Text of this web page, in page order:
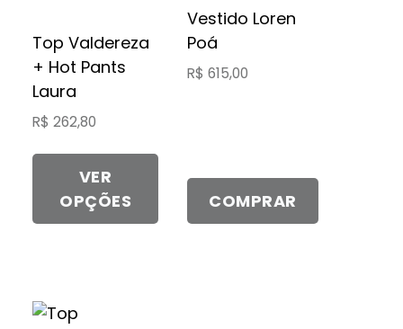
Top Valdereza
+ Hot Pants
Laura
R$ 262,80
VER
OPÇÕES
Vestido Loren
Poá
R$ 615,00
COMPRAR
várias
variantes.
As
opções
na
página
do
Este